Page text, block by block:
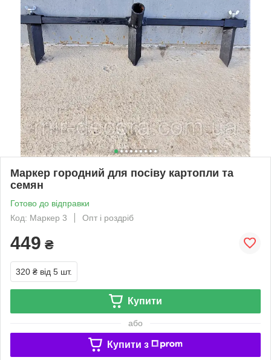
Маркер городний для посіву картопли та
семян
Готово до відправки
Код: Маркер 3
Опт і роздріб
449 ₴
320 ₴ від 5 шт.
Купити
або
Купити з